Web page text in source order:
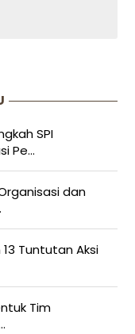
SPI
Pe...
dan
Tuntutan Aksi
Tim